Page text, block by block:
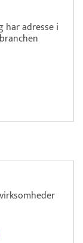
har adresse i